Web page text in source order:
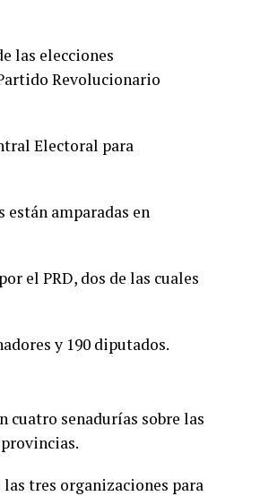
las elecciones
Revolucionario
Electoral para
están amparadas en
el PRD, dos de las cuales
y 190 diputados.
cuatro senadurías sobre las
tres organizaciones para